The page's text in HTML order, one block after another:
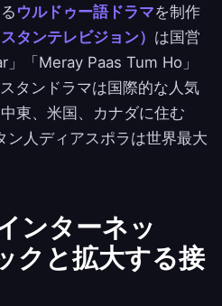
ウルドゥー語ドラマを制作
タンテレビジョン） は国営
「Meray Paas Tum Ho」
タンドラマは国際的な人気
東、米国、カナダに住む
ン人ディアスポラは世界最大
ンターネッ
クと拡大する接